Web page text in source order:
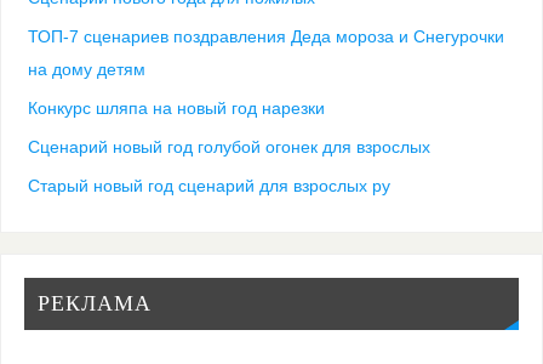
ТОП-7 сценариев поздравления Деда мороза и Снегурочки
на дому детям
Конкурс шляпа на новый год нарезки
Сценарий новый год голубой огонек для взрослых
Старый новый год сценарий для взрослых ру
РЕКЛАМА